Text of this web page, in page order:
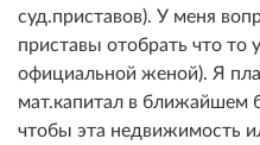
суд.приставов). У меня
приставы отобрать что то
официальной женой). Я
мат.капитал в ближайшем
чтобы эта недвижимость